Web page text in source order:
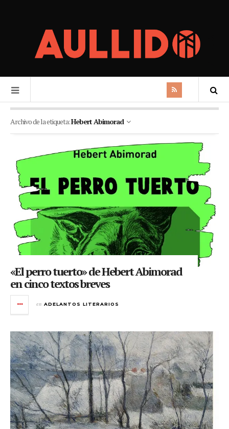
Archivo de la etiqueta:Hebert Abimorad
«El perro tuerto» de Hebert Abimorad
en cinco textos breves
en ADELANTOS LITERARIOS